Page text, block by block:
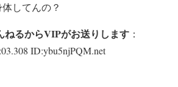
してんの？
ねるからVIPがお送りします ：
ID:ybu5njPQM.net